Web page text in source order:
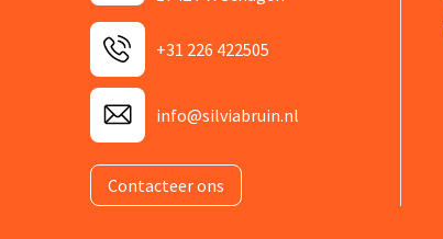
+31 226 422505
info@silviabruin.nl
Contacteer ons